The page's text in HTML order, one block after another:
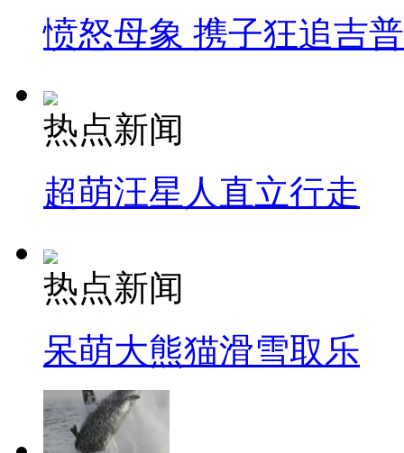
愤怒母象 携子狂追吉
热点新闻
超萌汪星人直立行走
热点新闻
呆萌大熊猫滑雪取乐